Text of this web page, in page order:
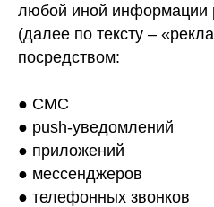
любой иной информации
(далее по тексту –
посредством:
● СМС
● push-уведомлений
● приложений
● мессенджеров
● телефонных звонков